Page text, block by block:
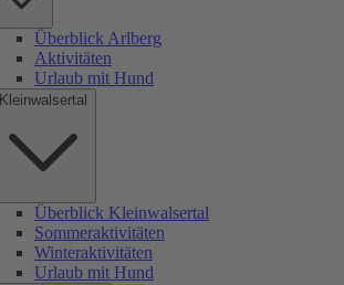
Überblick Arlberg
Aktivitäten
Urlaub mit Hund
Kleinwalsertal
Überblick Kleinwalsertal
Sommeraktivitäten
Winteraktivitäten
Urlaub mit Hund